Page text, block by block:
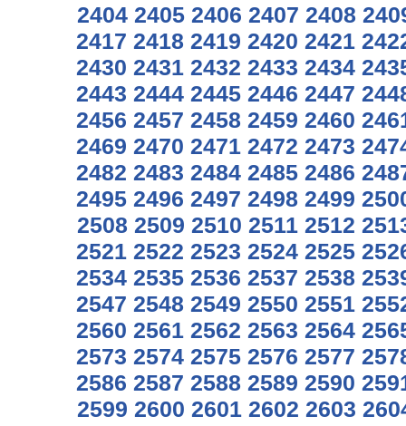
2404 2405 2406 2407 2408
2417 2418 2419 2420 2421
2430 2431 2432 2433 2434
2443 2444 2445 2446 2447
2456 2457 2458 2459 2460
2469 2470 2471 2472 2473
2482 2483 2484 2485 2486
2495 2496 2497 2498 2499
2508 2509 2510 2511 2512
2521 2522 2523 2524 2525
2534 2535 2536 2537 2538
2547 2548 2549 2550 2551
2560 2561 2562 2563 2564
2573 2574 2575 2576 2577
2586 2587 2588 2589 2590
2599 2600 2601 2602 2603